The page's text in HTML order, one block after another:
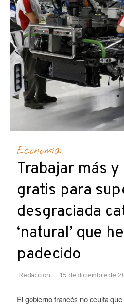
Economía
Trabajar más
gratis para
desgraciada
‘natural’ que
padecido
Redacción 15 de diciembre de
El gobierno francés no oculta